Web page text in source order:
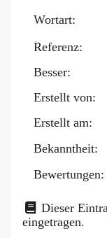
Blog
Wortart:
Referenz:
Besser:
Erstellt von:
Erstellt am:
Bekanntheit:
Bewertungen:
Dieser
eingetragen.